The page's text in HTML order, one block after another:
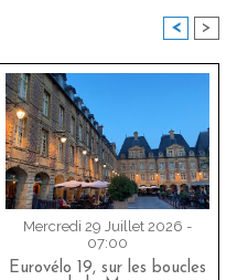
< >
Mercredi 29 Juillet 2026 -
07:00
Eurovélo 19, sur les boucles